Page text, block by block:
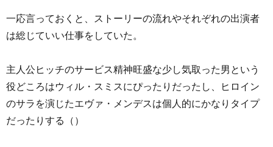
一応言っておくと、ストーリーの流れやそれぞれの出演者
は総じていい仕事をしていた。
主人公ヒッチのサービス精神旺盛な少し気取った男という
役どころはウィル・スミスにぴったりだったし、ヒロイン
のサラを演じたエヴァ・メンデスは個人的にかなりタイプ
だったりする（）